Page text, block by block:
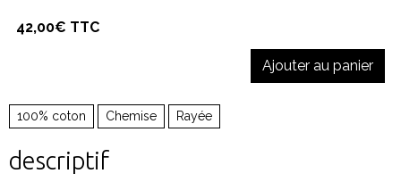
42,00€ TTC
Ajouter au panier
100% coton Chemise Rayée
descriptif